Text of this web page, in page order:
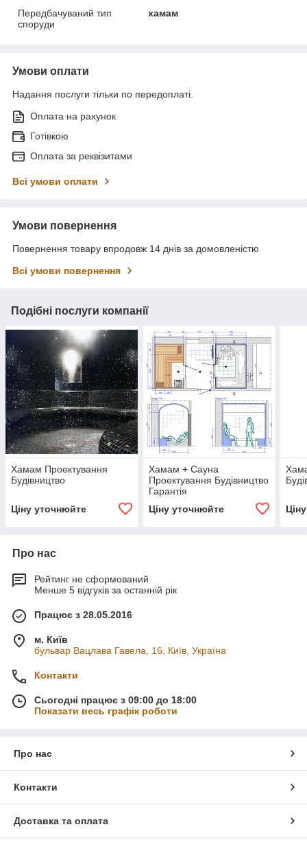
Передбачуваний тип
споруди
хамам
Умови оплати
Надання послуги тільки по передоплаті.
Оплата на рахунок
Готівкою
Оплата за реквізитами
Всі умови оплати
Умови повернення
Повернення товару впродовж 14 днів за домовленістю
Всі умови повернення
Подібні послуги компанії
Хамам Проектування
Будівництво
Ціну уточнюйте
Хамам + Сауна
Проектування Будівництво
Гарантія
Ціну уточнюйте
Про нас
Рейтинг не сформований
Менше 5 відгуків за останній рік
Працює з 28.05.2016
м. Київ
бульвар Вацлава Гавела, 16, Київ, Україна
Контакти
Сьогодні працює з 09:00 до 18:00
Показати весь графік роботи
Про нас
Контакти
Доставка та оплата